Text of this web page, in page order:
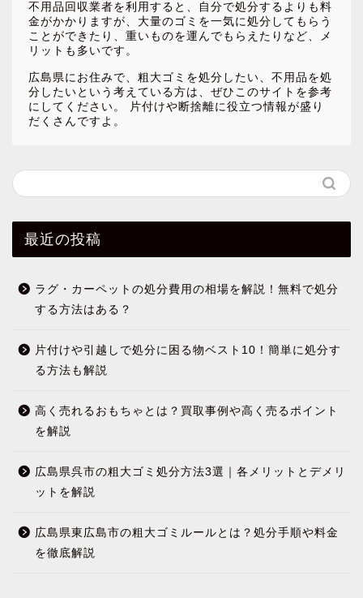
不用品回収業者を利用すると、自分で処分するよりも料
金がかかりますが、大量のゴミを一気に処分してもらう
ことができたり、重いものを運んでもらえたりなど、メ
リットも多いです。
広島県にお住みで、粗大ゴミを処分したい、不用品を処
分したいという考えている方は、ぜひこのサイトを参考
にしてください。 片付けや断捨離に役立つ情報が盛り
だくさんですよ。
最近の投稿
ラグ・カーペットの処分費用の相場を解説！無料で処分
する方法はある？
片付けや引越しで処分に困る物ベスト10！簡単に処分す
る方法も解説
高く売れるおもちゃとは？買取事例や高く売るポイント
を解説
広島県呉市の粗大ゴミ処分方法3選｜各メリットとデメリ
ットを解説
広島県東広島市の粗大ゴミルールとは？処分手順や料金
を徹底解説